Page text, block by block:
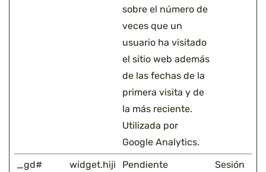
sobre el número de
veces que un
usuario ha visitado
el sitio web además
de las fechas de la
primera visita y de
la más reciente.
Utilizada por
Google Analytics.
_gd#
widget.hiji
Pendiente Sesión